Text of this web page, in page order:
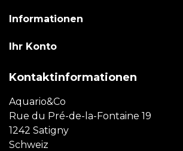
Informationen
Ihr Konto
Kontaktinformationen
Aquario&Co
Rue du Pré-de-la-Fontaine 19
1242 Satigny
Schweiz